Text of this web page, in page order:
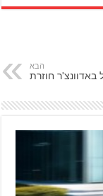
הבא
באדוונצ'ר חוזרת